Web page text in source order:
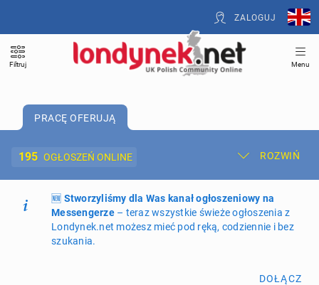
ZALOGUJ
Filtruj Menu
PRACĘ OFERUJĄ
195 OGŁOSZEŃ ONLINE ROZWIŃ
Dodaj ogłoszenie Moje ogłoszenia
Oferta i cennik ogłoszeń
🆕 Stworzyliśmy dla Was kanał ogłoszeniowy na
Messengerze– teraz wszystkie świeże ogłoszenia z
Londynek.net możesz mieć pod ręką, codziennie i bez
szukania.
DOŁĄCZ